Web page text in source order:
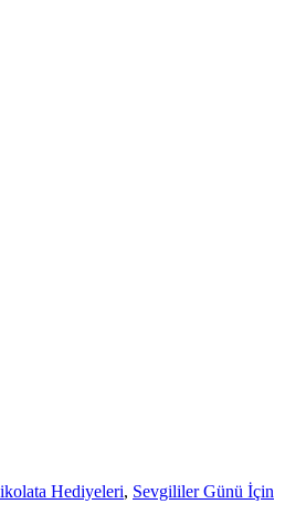
Hediyeleri, Sevgililer Günü İçin